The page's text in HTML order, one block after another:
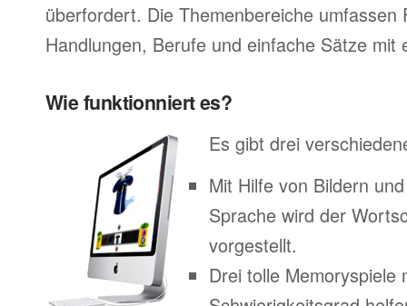
überfordert. Die Themenbereiche umfassen
Handlungen, Berufe und einfache Sätze mit
Wie funktionniert es?
Es gibt drei
Mit Hilfe von Bildern
Sprache wird der
vorgestellt.
Drei tolle Memoryspiele